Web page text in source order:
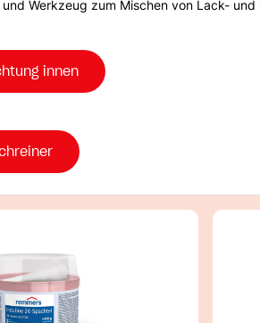
Werkzeug zum Mischen von Lack-
innen